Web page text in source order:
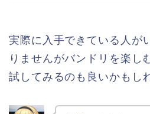
実際に入手できている人が
りませんがバンドリを楽し
試してみるのも良いかもし